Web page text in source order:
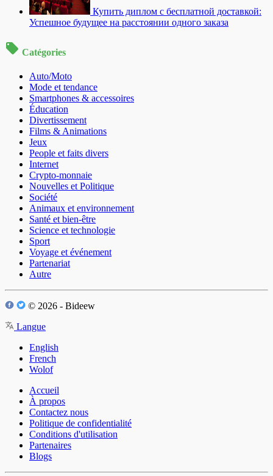
Купить диплом с бесплатной доставкой:
Успешное будущее на расстоянии одного заказа
Catégories
Auto/Moto
Mode et tendance
Smartphones & accessoires
Éducation
Divertissement
Films & Animations
Jeux
People et faits divers
Internet
Crypto-monnaie
Nouvelles et Politique
Société
Animaux et environnement
Santé et bien-être
Science et technologie
Sport
Voyage et événement
Partenariat
Autre
© 2026 - Bideew
Langue
English
French
Wolof
Accueil
À propos
Contactez nous
Politique de confidentialité
Conditions d'utilisation
Partenaires
Blogs